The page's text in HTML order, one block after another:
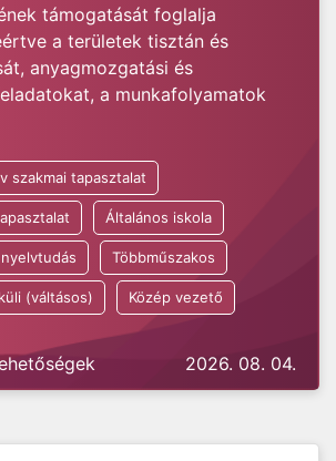
támogatását foglalja
a területek tisztán és
anyagmozgatási és
a munkafolyamatok
szakmai tapasztalat
Általános iskola
Többműszakos
(váltásos) Közép vezető
2026. 08. 04.